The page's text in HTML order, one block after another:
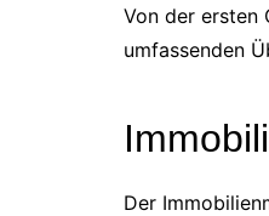
Von der ersten
umfassenden
Der